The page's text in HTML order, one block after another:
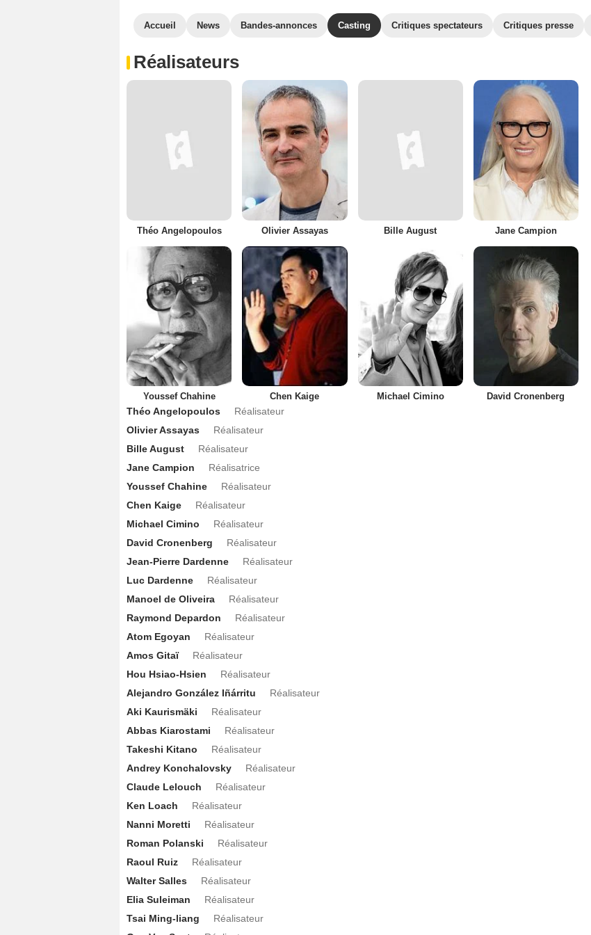
Accueil News Bandes-annonces Casting Critiques spectateurs Critiques presse
Réalisateurs
Théo Angelopoulos Olivier Assayas Bille August Jane Campion
Youssef Chahine Chen Kaige Michael Cimino David Cronenberg
Théo Angelopoulos
Réalisateur
Olivier Assayas
Réalisateur
Bille August
Réalisateur
Jane Campion
Réalisatrice
Youssef Chahine
Réalisateur
Chen Kaige
Réalisateur
Michael Cimino
Réalisateur
David Cronenberg
Réalisateur
Jean-Pierre Dardenne
Réalisateur
Luc Dardenne
Réalisateur
Manoel de Oliveira
Réalisateur
Raymond Depardon
Réalisateur
Atom Egoyan
Réalisateur
Amos Gitaï
Réalisateur
Hou Hsiao-Hsien
Réalisateur
Alejandro González Iñárritu
Réalisateur
Aki Kaurismäki
Réalisateur
Abbas Kiarostami
Réalisateur
Takeshi Kitano
Réalisateur
Andrey Konchalovsky
Réalisateur
Claude Lelouch
Réalisateur
Ken Loach
Réalisateur
Nanni Moretti
Réalisateur
Roman Polanski
Réalisateur
Raoul Ruiz
Réalisateur
Walter Salles
Réalisateur
Elia Suleiman
Réalisateur
Tsai Ming-liang
Réalisateur